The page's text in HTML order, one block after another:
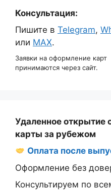
Консультация:
Пишите в Telegram,
или MAX.
Заявки на оформление карт
принимаются через сайт.
Удаленное открытие
карты за рубежом
Оплата после
Оформление без
Консультируем по